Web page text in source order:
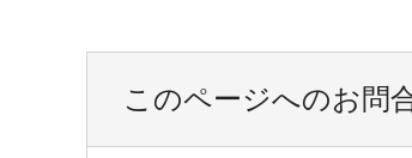
このページへのお問